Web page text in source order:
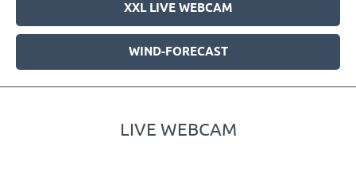
XXL LIVE WEBCAM
WIND-FORECAST
LIVE WEBCAM